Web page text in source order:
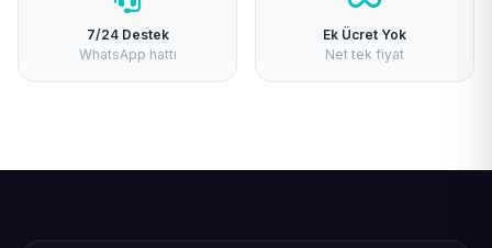
7/24 Destek
WhatsApp hattı
Ek Ücret Yok
Net tek fiyat